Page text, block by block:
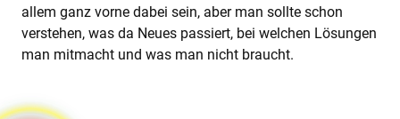
allem ganz vorne dabei sein, aber man sollte schon
verstehen, was da Neues passiert, bei welchen Lösungen
man mitmacht und was man nicht braucht.